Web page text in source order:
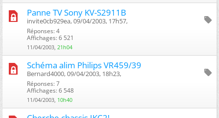
Panne TV Sony KV-S2911B
invite0cb929ea, 09/04/2003, 17h57, ‎
Réponses: 4
Affichages: 6 521
11/04/2003, 21h04
Schéma alim Philips VR459/39
Bernard4000, 09/04/2003, 18h23, ‎
Réponses: 7
Affichages: 6 548
11/04/2003, 10h40